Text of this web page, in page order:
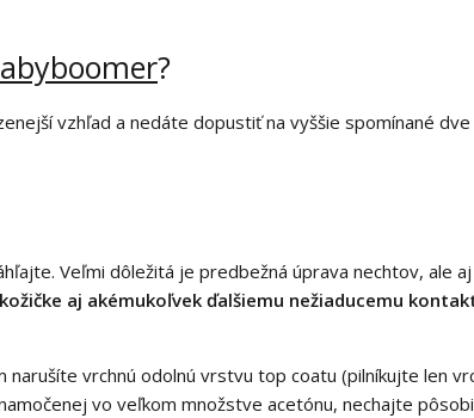
?
vzhľad a nedáte dopustiť na vyššie spomínané
Veľmi dôležitá je predbežná úprava nechtov, ale
aj akémukoľvek ďalšiemu nežiaducemu
vrchnú odolnú vrstvu top coatu (pilníkujte len
vo veľkom množstve acetónu, nechajte